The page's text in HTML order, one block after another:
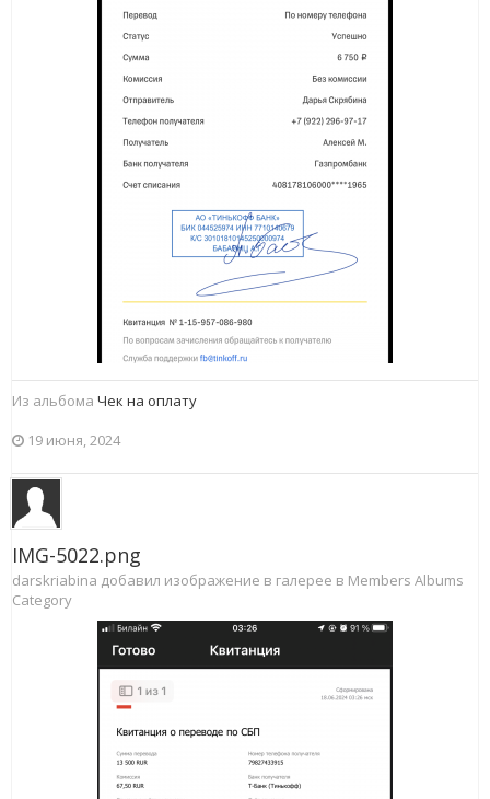
Из альбома Чек на оплату
19 июня, 2024
IMG-5022.png
darskriabina добавил изображение в галерее в Members Albums
Category